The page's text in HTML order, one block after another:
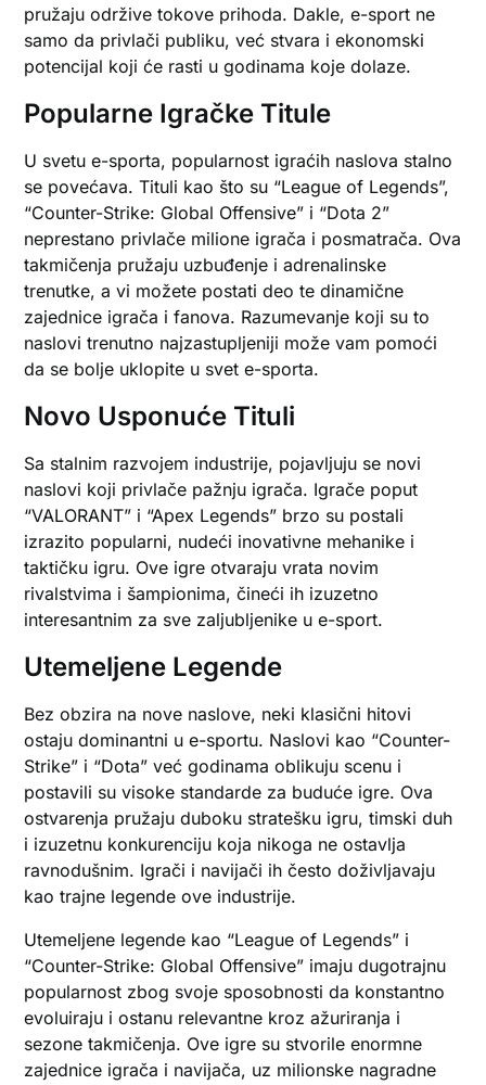
pružaju održive tokove prihoda. Dakle, e-sport ne
samo da privlači publiku, već stvara i ekonomski
potencijal koji će rasti u godinama koje dolaze.
Popularne Igračke Titule
U svetu e-sporta, popularnost igraćih naslova stalno
se povećava. Tituli kao što su “League of Legends”,
“Counter-Strike: Global Offensive” i “Dota 2”
neprestano privlače milione igrača i posmatrača. Ova
takmičenja pružaju uzbuđenje i adrenalinske
trenutke, a vi možete postati deo te dinamične
zajednice igrača i fanova. Razumevanje koji su to
naslovi trenutno najzastupljeniji može vam pomoći
da se bolje uklopite u svet e-sporta.
Novo Usponuće Tituli
Sa stalnim razvojem industrije, pojavljuju se novi
naslovi koji privlače pažnju igrača. Igrače poput
“VALORANT” i “Apex Legends” brzo su postali
izrazito popularni, nudeći inovativne mehanike i
taktičku igru. Ove igre otvaraju vrata novim
rivalstvima i šampionima, čineći ih izuzetno
interesantnim za sve zaljubljenike u e-sport.
Utemeljene Legende
Bez obzira na nove naslove, neki klasični hitovi
ostaju dominantni u e-sportu. Naslovi kao “Counter-
Strike” i “Dota” već godinama oblikuju scenu i
postavili su visoke standarde za buduće igre. Ova
ostvarenja pružaju duboku stratešku igru, timski duh
i izuzetnu konkurenciju koja nikoga ne ostavlja
ravnodušnim. Igrači i navijači ih često doživljavaju
kao trajne legende ove industrije.
Utemeljene legende kao “League of Legends” i
“Counter-Strike: Global Offensive” imaju dugotrajnu
popularnost zbog svoje sposobnosti da konstantno
evoluiraju i ostanu relevantne kroz ažuriranja i
sezone takmičenja. Ove igre su stvorile enormne
zajednice igrača i navijača, uz milionske nagradne